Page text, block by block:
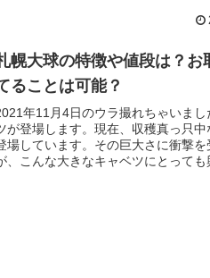
幌大球の特徴や値段は？お
ることは可能？
年11月4日のウラ撮れちゃいま
が登場します。現在、収穫真っ只
場しています。その巨大さに衝撃
、こんな大きなキャベツにとって